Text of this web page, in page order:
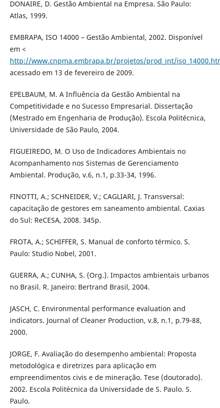
DONAIRE, D. Gestão Ambiental na Empresa. São Paulo:
Atlas, 1999.
EMBRAPA, ISO 14000 – Gestão Ambiental, 2002. Disponível
em <
http://www.cnpma.embrapa.br/projetos/prod_int/
acessado em 13 de fevereiro de 2009.
EPELBAUM, M. A Influência da Gestão Ambiental na
Competitividade e no Sucesso Empresarial. Dissertação
(Mestrado em Engenharia de Produção). Escola Politécnica,
Universidade de São Paulo, 2004.
FIGUEIREDO, M. O Uso de Indicadores Ambientais no
Acompanhamento nos Sistemas de Gerenciamento
Ambiental. Produção, v.6, n.1, p.33-34, 1996.
FINOTTI, A.; SCHNEIDER, V.; CAGLIARI, J. Transversal:
capacitação de gestores em saneamento ambiental. Caxias
do Sul: ReCESA, 2008. 345p.
FROTA, A.; SCHIFFER, S. Manual de conforto térmico. S.
Paulo: Studio Nobel, 2001.
GUERRA, A.; CUNHA, S. (Org.). Impactos ambientais urbanos
no Brasil. R. Janeiro: Bertrand Brasil, 2004.
JASCH, C. Environmental performance evaluation and
indicators. Journal of Cleaner Production, v.8, n.1, p.79-88,
2000.
JORGE, F. Avaliação do desempenho ambiental: Proposta
metodológica e diretrizes para aplicação em
empreendimentos civis e de mineração. Tese (doutorado).
2002. Escola Politécnica da Universidade de S. Paulo. S.
Paulo.